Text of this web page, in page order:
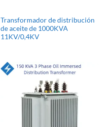
Transformador de distribución
de aceite de 1000KVA
11KV/0,4KV